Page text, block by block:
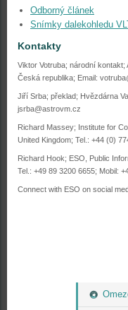
Odborný článek
Snímky dalekohledu
Kontakty
Viktor Votruba; národní kontakt;
Česká republika; Email:
Jiří Srba; překlad; Hvězdárna
jsrba@astrovm.cz
Richard Massey; Institute for
United Kingdom; Tel.: +44 (0)
Richard Hook; ESO, Public
Tel.: +49 89 3200 6655; Mobil:
Connect with ESO on social